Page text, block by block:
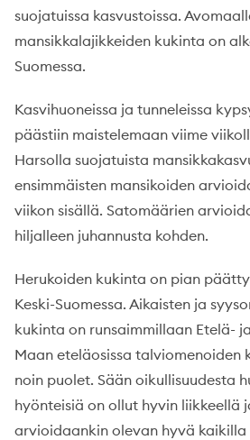
suojatuissa kasvustoissa.
mansikkalajikkeiden kukinta on
Suomessa.
Kasvihuoneissa ja tunneleissa
päästiin maistelemaan viime
Harsolla suojatuista
ensimmäisten mansikoiden
viikon sisällä. Satomäärien
hiljalleen juhannusta kohden.
Herukoiden kukinta on pian
Keski-Suomessa. Aikaisten ja
kukinta on runsaimmillaan Etelä-
Maan eteläosissa talviomenoiden
noin puolet. Sään oikullisuudesta
hyönteisiä on ollut hyvin liikkeellä
arvioidaankin olevan hyvä